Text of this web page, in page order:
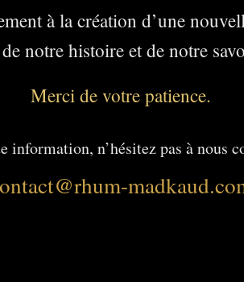
à la création d’une
notre histoire et de notre
Merci de votre patience.
information, n’hésitez pas à nous